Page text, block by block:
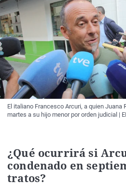
El italiano Francesco Arcuri, a quien Juana
martes a su hijo menor por orden judicial |
¿Qué ocurrirá si
condenado en
tratos?